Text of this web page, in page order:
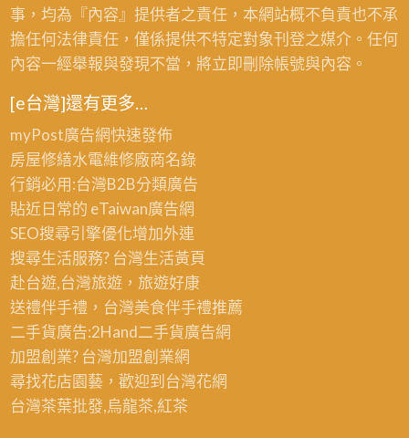
事，均為『內容』提供者之責任，本網站概不負責也不承
擔任何法律責任，僅係提供不特定對象刊登之媒介。任何
內容一經舉報與發現不當，將立即刪除帳號與內容。
[e台灣]還有更多…
myPost廣告網快速發佈
房屋修繕水電維修廠商名錄
行銷必用:台灣B2B分類廣告
貼近日常的 eTaiwan廣告網
SEO搜尋引擎優化增加外連
搜尋生活服務? 台灣生活黃頁
赴台遊,台灣旅遊，旅遊好康
送禮伴手禮，台灣美食伴手禮推薦
二手貨廣告:2Hand二手貨廣告網
加盟創業? 台灣加盟創業網
尋找花店園藝，歡迎到 台灣花網
台灣茶葉批發,烏龍茶,紅茶